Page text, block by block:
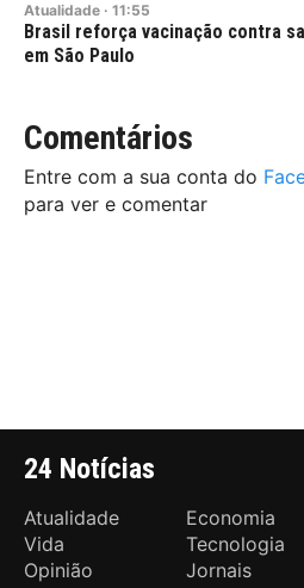
Atualidade · 11:55
Brasil reforça vacinação contra
em São Paulo
Comentários
Entre com a sua conta do
para ver e comentar
24 Notícias
Atualidade Economia
Vida
Tecnologia
Opinião
Jornais